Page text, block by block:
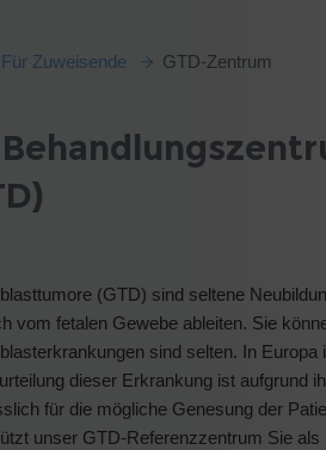
Für Zuweisende GTD-Zentrum
(GTD) sind seltene
vom fetalen Gewebe ableiten. Sie
sind selten. In
dieser Erkrankung ist aufgrund
für die mögliche Genesung der
unser GTD-Referenzzentrum Sie